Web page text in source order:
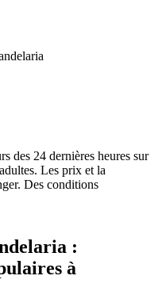
des 24 dernières heures sur
Les prix et la
Des conditions
:
à